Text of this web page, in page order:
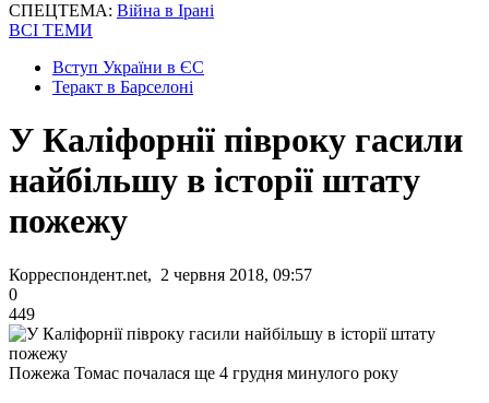
СПЕЦТЕМА: Війна в Ірані
ВСІ ТЕМИ
Вступ України в ЄС
Теракт в Барселоні
У Каліфорнії півроку гасили
найбільшу в історії штату
пожежу
Корреспондент.net, 2 червня 2018, 09:57
0
449
Пожежа Томас почалася ще 4 грудня минулого року